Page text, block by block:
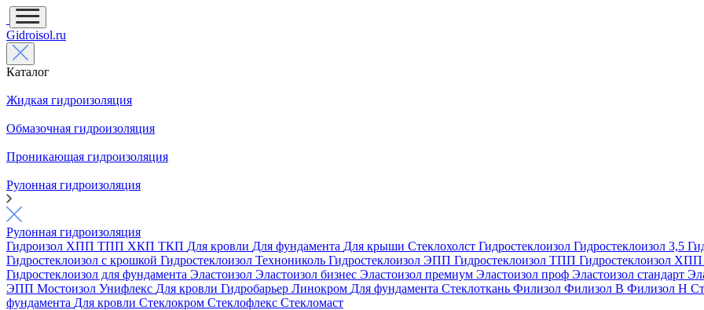
Gidroisol.ru
Каталог
Жидкая гидроизоляция
Обмазочная гидроизоляция
Проникающая гидроизоляция
Рулонная гидроизоляция
Рулонная гидроизоляция
Гидроизол ХПП ТПП ХКП ТКП Для кровли Для фундамента Для крыши Стеклохолст Гидростеклоизол Гидростеклоизол 3,5
Гидростеклоизол с крошкой Гидростеклоизол Технониколь Гидростеклоизол ЭПП Гидростеклоизол ТПП Гидростеклоизол ХПП
Гидростеклоизол для фундамента Эластоизол Эластоизол бизнес Эластоизол премиум Эластоизол проф Эластоизол стандарт
ЭПП Мостоизол Унифлекс Для кровли Гидробарьер Линокром Для фундамента Стеклоткань Филизол Филизол В Филизол Н
фундамента Для кровли Стеклокром Стеклофлекс Стекломаст